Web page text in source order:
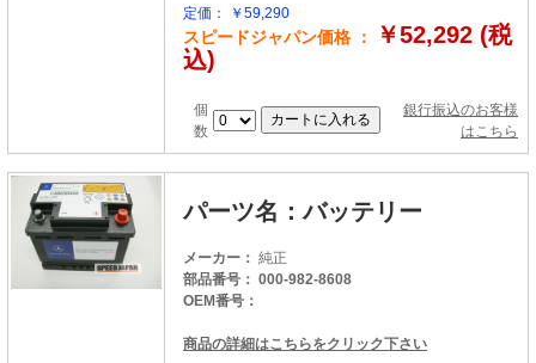
定価： ￥59,290
スピードジャパン価格 ：
￥52,292 (税
込)
個
数
銀行振込のお客様
はこちら
パーツ名：バッテリー
メーカー： 純正
部品番号： 000-982-8608
OEM番号：
商品の詳細はこちらをクリック下さい